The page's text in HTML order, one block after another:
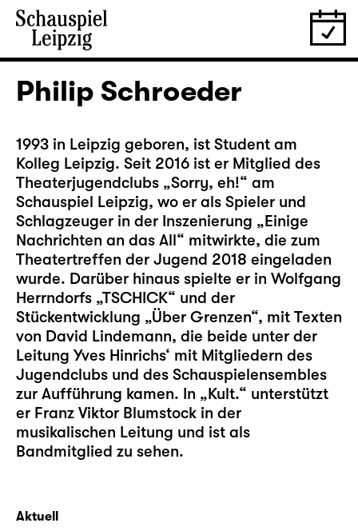
Philip Schroeder
1993 in Leipzig geboren, ist Student am
Kolleg Leipzig. Seit 2016 ist er Mitglied des
Theaterjugendclubs „Sorry, eh!“ am
Schauspiel Leipzig, wo er als Spieler und
Schlagzeuger in der Inszenierung „Einige
Nachrichten an das All“ mitwirkte, die zum
Theatertreffen der Jugend 2018 eingeladen
wurde. Darüber hinaus spielte er in Wolfgang
Herrndorfs „TSCHICK“ und der
Stückentwicklung „Über Grenzen“, mit Texten
von David Lindemann, die beide unter der
Leitung Yves Hinrichs‘ mit Mitgliedern des
Jugendclubs und des Schauspielensembles
zur Aufführung kamen. In „Kult.“ unterstützt
er Franz Viktor Blumstock in der
musikalischen Leitung und ist als
Bandmitglied zu sehen.
Aktuell